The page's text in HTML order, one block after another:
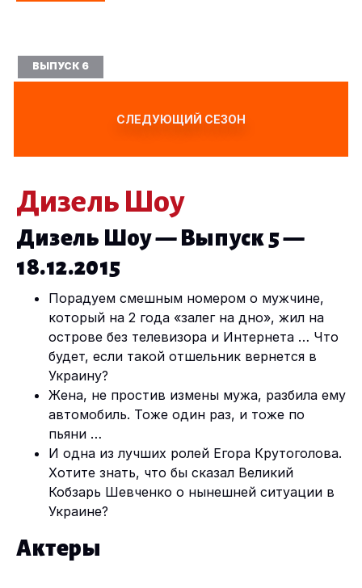
ВЫПУСК 6
СЛЕДУЮЩИЙ СЕЗОН
Дизель Шоу
Дизель Шоу — Выпуск 5 —
18.12.2015
Порадуем смешным номером о мужчине,
который на 2 года «залег на дно», жил на
острове без телевизора и Интернета … Что
будет, если такой отшельник вернется в
Украину?
Жена, не простив измены мужа, разбила ему
автомобиль. Тоже один раз, и тоже по
пьяни …
И одна из лучших ролей Егора Крутоголова.
Хотите знать, что бы сказал Великий
Кобзарь Шевченко о нынешней ситуации в
Украине?
Актеры